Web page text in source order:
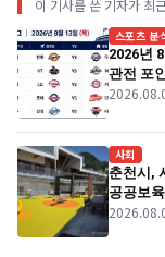
이 기사를 쓴 기자가 최
스포츠 분
2026년
관전 포
사회
춘천시,
공공보